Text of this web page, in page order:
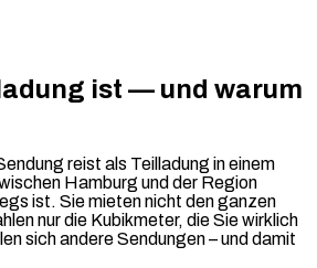
ist — und warum
reist als Teilladung in einem
Hamburg und der Region
ist. Sie mieten nicht den ganzen
nur die Kubikmeter, die Sie wirklich
sich andere Sendungen – und damit